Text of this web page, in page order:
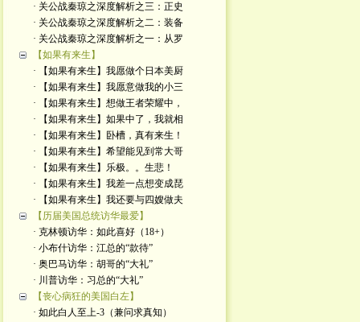
· 关公战秦琼之深度解析之三：正史
· 关公战秦琼之深度解析之二：装备
· 关公战秦琼之深度解析之一：从罗
【如果有来生】
· 【如果有来生】我愿做个日本美厨
· 【如果有来生】我愿意做我的小三
· 【如果有来生】想做王者荣耀中，
· 【如果有来生】如果中了，我就相
· 【如果有来生】卧槽，真有来生！
· 【如果有来生】希望能见到常大哥
· 【如果有来生】乐极。。生悲！
· 【如果有来生】我差一点想变成琵
· 【如果有来生】我还要与四嫂做夫
【历届美国总统访华最爱】
· 克林顿访华：如此喜好（18+）
· 小布什访华：江总的“款待”
· 奥巴马访华：胡哥的“大礼”
· 川普访华：习总的“大礼”
【丧心病狂的美国白左】
· 如此白人至上-3（兼问求真知）